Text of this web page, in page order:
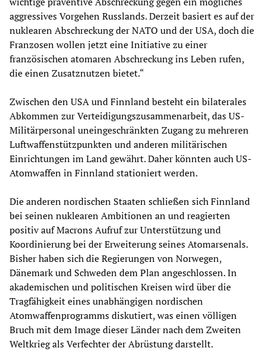
aggressives Vorgehen Russlands. Derzeit basiert es auf der
nuklearen Abschreckung der NATO und der USA, doch die
Franzosen wollen jetzt eine Initiative zu einer
französischen atomaren Abschreckung ins Leben rufen,
die einen Zusatznutzen bietet.“
Zwischen den USA und Finnland besteht ein bilaterales
Abkommen zur Verteidigungszusammenarbeit, das US-
Militärpersonal uneingeschränkten Zugang zu mehreren
Luftwaffenstützpunkten und anderen militärischen
Einrichtungen im Land gewährt. Daher könnten auch US-
Atomwaffen in Finnland stationiert werden.
Die anderen nordischen Staaten schließen sich Finnland
bei seinen nuklearen Ambitionen an und reagierten
positiv auf Macrons Aufruf zur Unterstützung und
Koordinierung bei der Erweiterung seines Atomarsenals.
Bisher haben sich die Regierungen von Norwegen,
Dänemark und Schweden dem Plan angeschlossen. In
akademischen und politischen Kreisen wird über die
Tragfähigkeit eines unabhängigen nordischen
Atomwaffenprogramms diskutiert, was einen völligen
Bruch mit dem Image dieser Länder nach dem Zweiten
Weltkrieg als Verfechter der Abrüstung darstellt.